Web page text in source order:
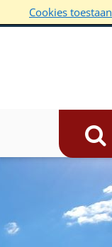
Cookies toestaan